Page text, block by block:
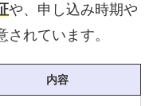
や、申し込み時期や
されています。
内容